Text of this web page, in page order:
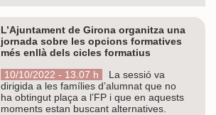
L’Ajuntament de Girona organitza una
jornada sobre les opcions formatives
més enllà dels cicles formatius
10/10/2022 - 13.07 h
La sessió va
dirigida a les famílies d’alumnat que no
ha obtingut plaça a l’FP i que en aquests
moments estan buscant alternatives.